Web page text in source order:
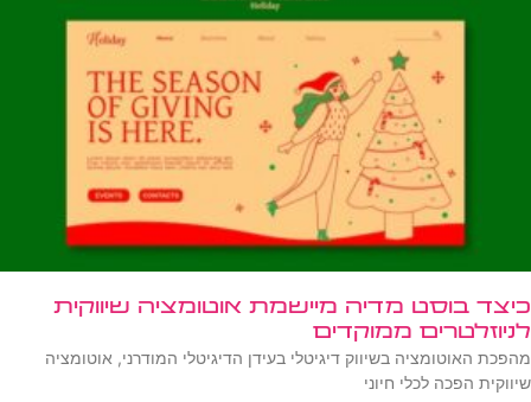
כיצד בוסט מדיה מיישמת אוטומציה שיווקית
לניוזלטרים ממוקדים
מהפכת האוטומציה בשיווק דיגיטלי בעידן הדיגיטלי המודרני, אוטומציה
שיווקית הפכה לכלי חיוני